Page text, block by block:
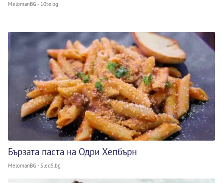
MelomanBG - 10te.bg
Бързата паста на Одри Хепбърн
MelomanBG - Sled5.bg